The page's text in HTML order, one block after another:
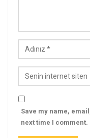
Save my name,
next time I comment.